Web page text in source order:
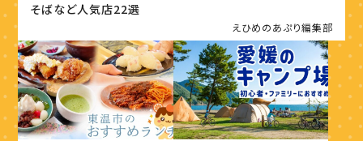
そばなど人気店22選
えひめのあぷり編集部